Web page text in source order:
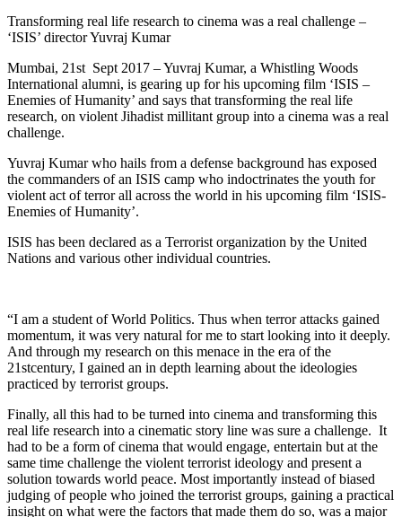
Transforming real life research to cinema was a real challenge –
‘ISIS’ director Yuvraj Kumar
Mumbai, 21st Sept 2017 – Yuvraj Kumar, a Whistling Woods
International alumni, is gearing up for his upcoming film ‘ISIS –
Enemies of Humanity’ and says that transforming the real life
research, on violent Jihadist millitant group into a cinema was a real
challenge.
Yuvraj Kumar who hails from a defense background has exposed
the commanders of an ISIS camp who indoctrinates the youth for
violent act of terror all across the world in his upcoming film ‘ISIS-
Enemies of Humanity’.
ISIS has been declared as a Terrorist organization by the United
Nations and various other individual countries.
“I am a student of World Politics. Thus when terror attacks gained
momentum, it was very natural for me to start looking into it deeply.
And through my research on this menace in the era of the
21stcentury, I gained an in depth learning about the ideologies
practiced by terrorist groups.
Finally, all this had to be turned into cinema and transforming this
real life research into a cinematic story line was sure a challenge. It
had to be a form of cinema that would engage, entertain but at the
same time challenge the violent terrorist ideology and present a
solution towards world peace. Most importantly instead of biased
judging of people who joined the terrorist groups, gaining a practical
insight on what were the factors that made them do so, was a major